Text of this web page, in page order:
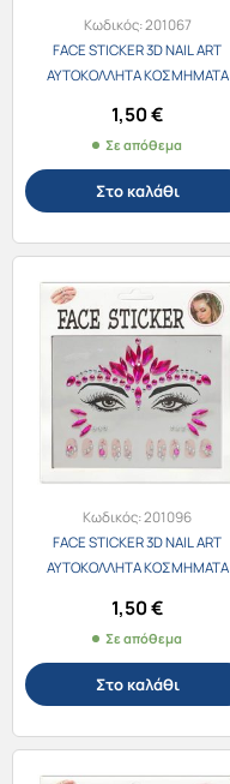
Κωδικός:201067
FACE STICKER 3D NAIL ART
ΑΥΤΟΚΟΛΛΗΤΑ ΚΟΣΜΗΜΑΤΑ
ΦΟΥΞΙΑ
1,50€
Σε απόθεμα
Στο καλάθι
Κωδικός:201096
FACE STICKER 3D NAIL ART
ΑΥΤΟΚΟΛΛΗΤΑ ΚΟΣΜΗΜΑΤΑ
ΦΟΥΞΙΑ
1,50€
Σε απόθεμα
Στο καλάθι